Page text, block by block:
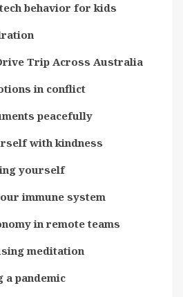
behavior for kids
Trip Across Australia
in conflict
peacefully
with kindness
yourself
immune system
in remote teams
meditation
pandemic